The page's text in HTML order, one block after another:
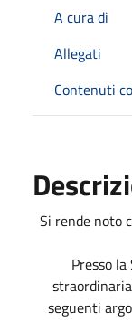
A cura di
Allegati
Contenuti
Si rende noto
Presso
seguenti